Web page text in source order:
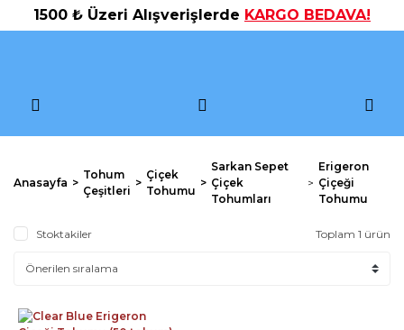
1500 ₺ Üzeri Alışverişlerde KARGO BEDAVA!
Anasayfa
Tohum
Çeşitleri
Çiçek
Tohumu
Sarkan Sepet
Çiçek
Tohumları
Erigeron
Çiçeği
Tohumu
Stoktakiler Toplam 1 ürün